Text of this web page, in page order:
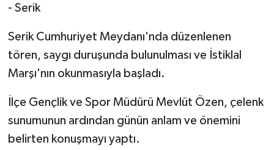
- Serik
Serik Cumhuriyet Meydanı'nda düzenlenen
tören, saygı duruşunda bulunulması ve İstiklal
Marşı'nın okunmasıyla başladı.
İlçe Gençlik ve Spor Müdürü Mevlüt Özen, çelenk
sunumunun ardından günün anlam ve önemini
belirten konuşmayı yaptı.